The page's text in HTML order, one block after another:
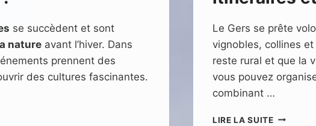
se succèdent et sont
nature avant l’hiver. Dans
prennent des
des cultures fascinantes.
Le Gers se prête
vignobles, collines
reste rural et que la
vous pouvez
combinant …
LIRE LA SUITEVOYAGER